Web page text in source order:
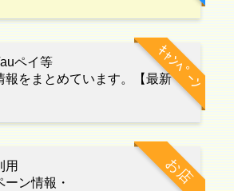
ｷｬﾝﾍﾟｰﾝ
ペイ等
報をまとめています。【最新
お店
用
ン情報・